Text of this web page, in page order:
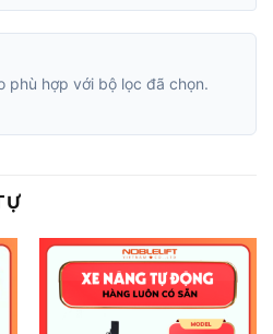
phù hợp với bộ lọc đã chọn.